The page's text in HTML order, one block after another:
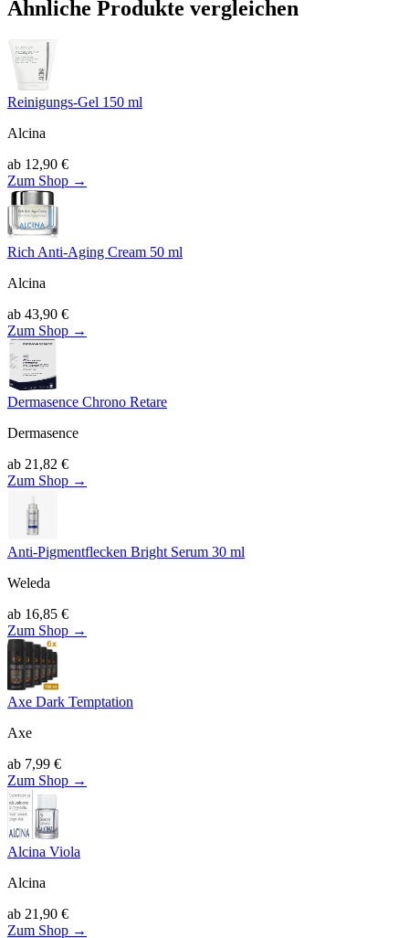
Ähnliche Produkte vergleichen
Reinigungs-Gel 150 ml
Alcina
ab 12,90 €
Zum Shop →
Rich Anti-Aging Cream 50 ml
Alcina
ab 43,90 €
Zum Shop →
Dermasence Chrono Retare
Dermasence
ab 21,82 €
Zum Shop →
Anti-Pigmentflecken Bright Serum 30 ml
Weleda
ab 16,85 €
Zum Shop →
Axe Dark Temptation
Axe
ab 7,99 €
Zum Shop →
Alcina Viola
Alcina
ab 21,90 €
Zum Shop →